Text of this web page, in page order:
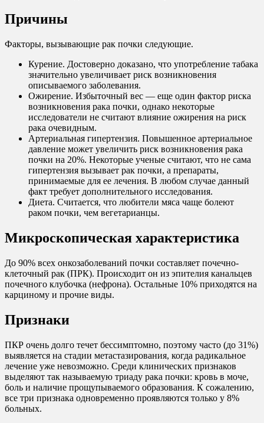
Причины
Факторы, вызывающие рак почки следующие.
Курение. Достоверно доказано, что употребление табака
значительно увеличивает риск возникновения
описываемого заболевания.
Ожирение. Избыточный вес — еще один фактор риска
возникновения рака почки, однако некоторые
исследователи не считают влияние ожирения на риск
рака очевидным.
Артериальная гипертензия. Повышенное артериальное
давление может увеличить риск возникновения рака
почки на 20%. Некоторые ученые считают, что не сама
гипертензия вызывает рак почки, а препараты,
принимаемые для ее лечения. В любом случае данный
факт требует дополнительного исследования.
Диета. Считается, что любители мяса чаще болеют
раком почки, чем вегетарианцы.
Микроскопическая характеристика
До 90% всех онкозаболеваний почки составляет почечно-
клеточный рак (ПРК). Происходит он из эпителия канальцев
почечного клубочка (нефрона). Остальные 10% приходятся на
карциному и прочие виды.
Признаки
ПКР очень долго течет бессимптомно, поэтому часто (до 31%)
выявляется на стадии метастазирования, когда радикальное
лечение уже невозможно. Среди клинических признаков
выделяют так называемую триаду рака почки: кровь в моче,
боль и наличие прощупываемого образования. К сожалению,
все три признака одновременно проявляются только у 8%
больных.